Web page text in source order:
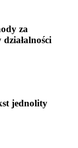
za
jednolity